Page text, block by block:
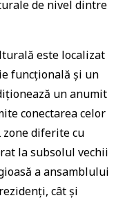
de nivel dintre
este localizat
funcțională și un
un anumit
conectarea celor
zone diferite cu
la subsolul vechii
a ansamblului
cât și